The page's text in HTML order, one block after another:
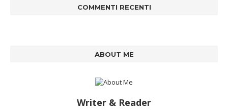
COMMENTI RECENTI
ABOUT ME
Writer & Reader